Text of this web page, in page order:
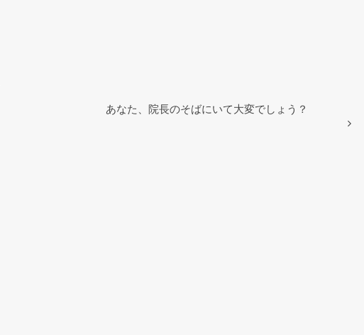
あなた、院長のそばにいて大変でしょう？